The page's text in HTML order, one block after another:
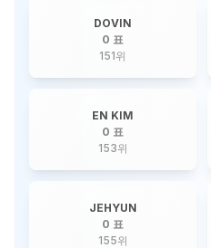
DOVIN
0 표
151위
EN KIM
0 표
153위
JEHYUN
0 표
155위